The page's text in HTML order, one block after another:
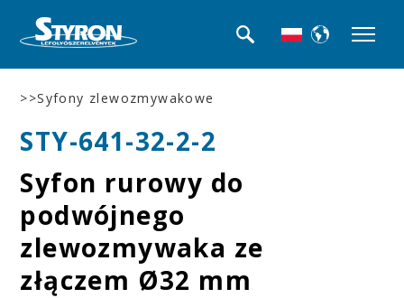
>>Syfony zlewozmywakowe
STY-641-32-2-2
Syfon rurowy do
podwójnego
zlewozmywaka ze
złączem Ø32 mm